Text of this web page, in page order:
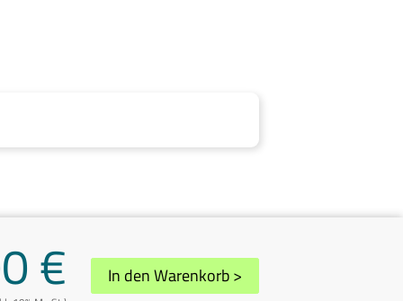
€ In den Warenkorb >